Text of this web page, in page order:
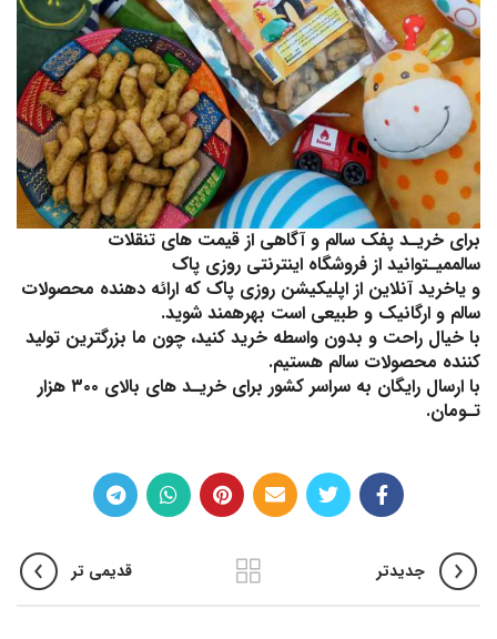
برای خریـد پفک سالم و آگاهی از قیمت های تنقلات
سالممیـتوانید از فروشگاه اینترنتی روزی پاک
و یاخرید آنلاین از اپلیکیشن روزی پاک که ارائه دهنده محصولات
سالم و ارگانیک و طبیعی است بهرهمند شوید.
با خیال راحت و بدون واسطه خرید کنید، چون ما بزرگترین تولید
کننده محصولات سالم هستیم.
با ارسال رایگان به سراسر کشور
برای خریـد های بالای ۳۰۰ هزار
تـومان.
جدیدتر قدیمی تر